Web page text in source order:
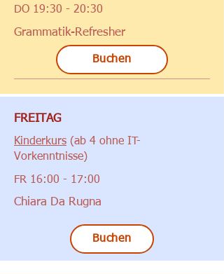
DO 19:30 - 20:30
Grammatik-Refresher
Buchen
FREITAG
Kinderkurs (ab 4 ohne IT-
Vorkenntnisse)
FR 16:00 - 17:00
Chiara Da Rugna
Buchen